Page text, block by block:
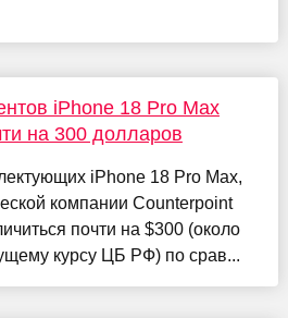
iPhone 18 Pro Max
на 300 долларов
iPhone 18 Pro Max,
компании Counterpoint
почти на $300 (около
курсу ЦБ РФ) по срав...